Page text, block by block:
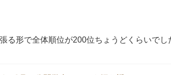
る形で全体順位が200位ちょうどくらいでし